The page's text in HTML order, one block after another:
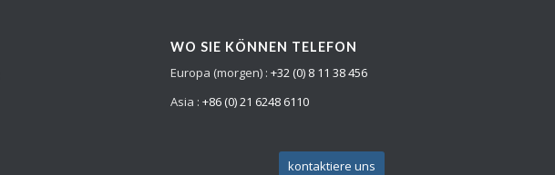
WO SIE KÖNNEN TELEFON
Europa (morgen) :+32 (0) 8 11 38 456
Asia :+86 (0) 21 6248 6110
kontaktiere uns